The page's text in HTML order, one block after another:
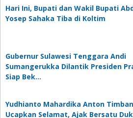
Hari Ini, Bupati dan Wakil Bupati
Yosep Sahaka Tiba di Koltim
Gubernur Sulawesi Tenggara Andi
Sumangerukka Dilantik Presiden
Siap Bek…
Yudhianto Mahardika Anton
Ucapkan Selamat, Ajak Bersatu